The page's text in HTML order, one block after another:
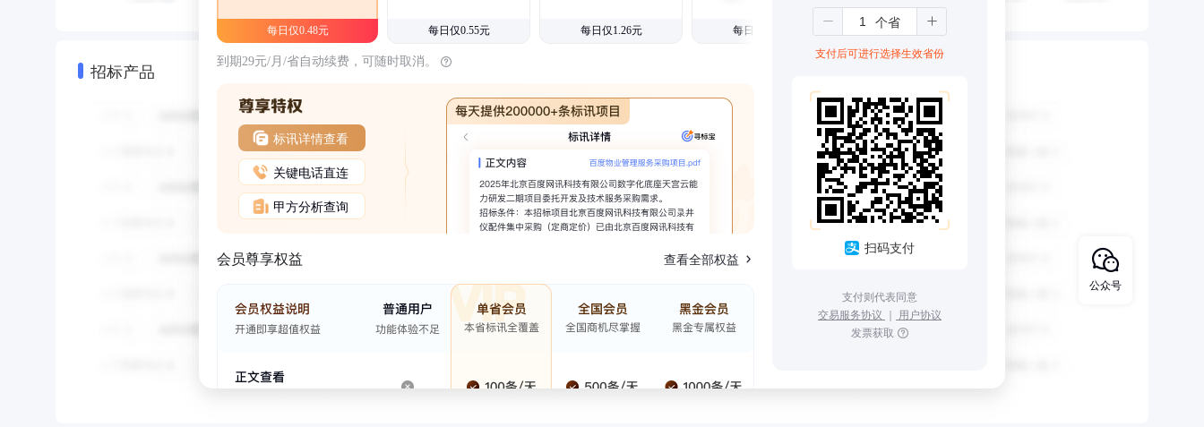
招标产品
每日仅0.48元 每日仅0.55元 每日仅1.26元 每日仅1.08元
到期29元/月/省自动续费，可随时取消。
标讯详情查看
关键电话直连
甲方分析查询
会员尊享权益 查看全部权益
支付后可进行选择生效省份
扫码支付
支付则代表同意
交易服务协议 ｜ 用户协议
发票获取
公众号